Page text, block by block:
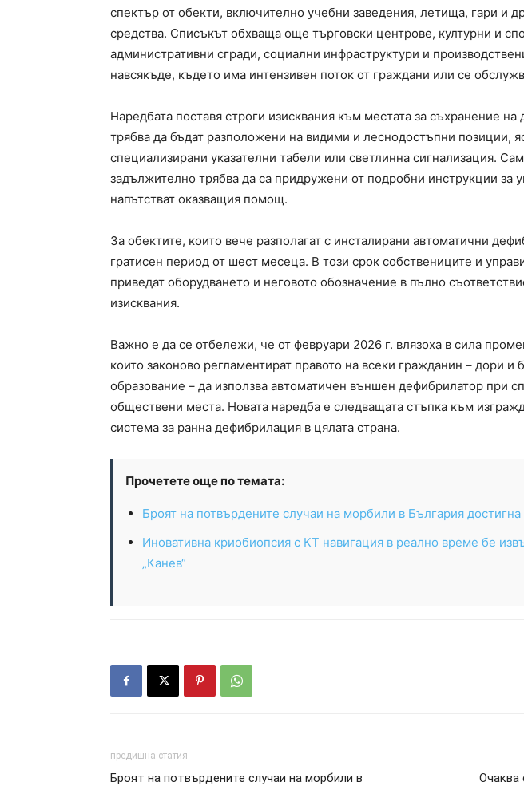
спектър от обекти, включително учебни заведения, летища, гари и
средства. Списъкът обхваща още търговски центрове, културни и
административни сгради, социални инфраструктури и
навсякъде, където има интензивен поток от граждани или се
Наредбата поставя строги изисквания към местата за съхранение
трябва да бъдат разположени на видими и леснодостъпни позиции,
специализирани указателни табели или светлинна сигнализация.
задължително трябва да са придружени от подробни инструкции за
напътстват оказващия помощ.
За обектите, които вече разполагат с инсталирани автоматични
гратисен период от шест месеца. В този срок собствениците и
приведат оборудването и неговото обозначение в пълно
изисквания.
Важно е да се отбележи, че от февруари 2026 г. влязоха в сила
които законово регламентират правото на всеки гражданин – дори и
образование – да използва автоматичен външен дефибрилатор при
обществени места. Новата наредба е следващата стъпка към
система за ранна дефибрилация в цялата страна.
Прочетете още по темата:
Броят на потвърдените случаи на морбили в България достигна
Иновативна криобиопсия с КТ навигация в реално време бе
„Канев“
предишна статия
Броят на потвърдените случаи на морбили в
Очаква